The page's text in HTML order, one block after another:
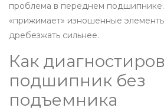
проблема в переднем подшипнике.
«прижимает» изношенные
дребезжать сильнее.
Как
подшипник без
подъемника